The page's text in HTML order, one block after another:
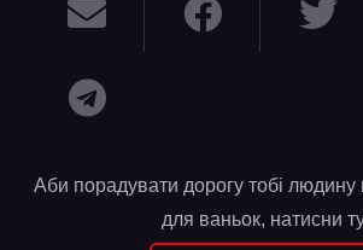
Аби порадувати дорогу тобі
для ваньок, натисни